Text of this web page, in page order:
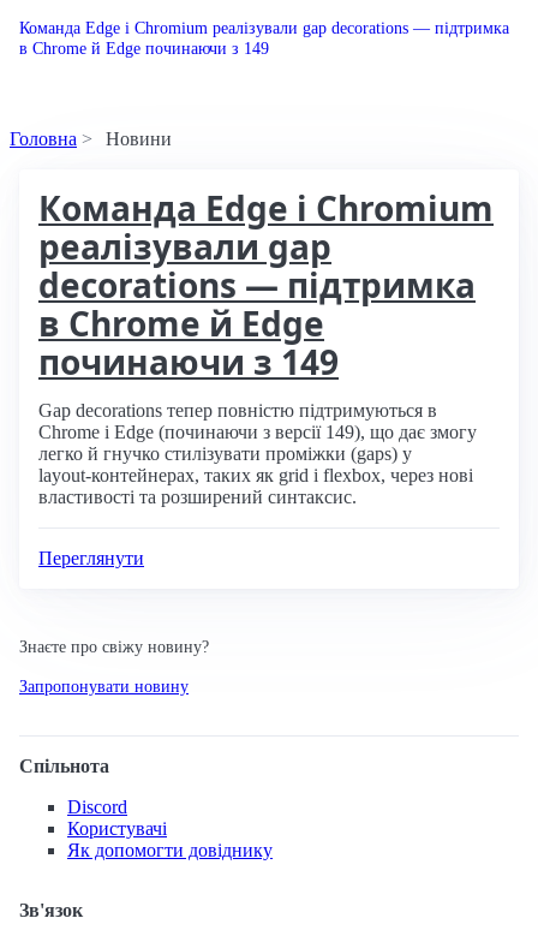
Команда Edge і Chromium реалізували gap decorations — підтримка
в Chrome й Edge починаючи з 149
Головна Новини
Новини веб-розробки
Команда Edge і Chromium
реалізували gap
decorations — підтримка
в Chrome й Edge
починаючи з 149
Gap decorations тепер повністю підтримуються в
Chrome і Edge (починаючи з версії 149), що дає змогу
легко й гнучко стилізувати проміжки (gaps) у
layout‑контейнерах, таких як grid і flexbox, через нові
властивості та розширений синтаксис.
Переглянути
Знаєте про свіжу новину?
Запропонувати новину
Спільнота
Discord
Користувачі
Як допомогти довіднику
Зв'язок